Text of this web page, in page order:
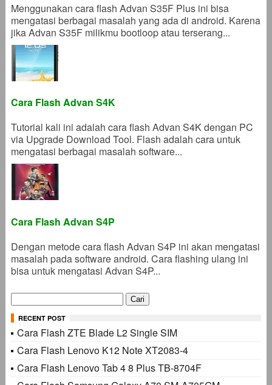
Menggunakan cara flash Advan S35F Plus ini bisa
mengatasi berbagai masalah yang ada di android. Karena
jika Advan S35F milikmu bootloop atau terserang...
Cara Flash Advan S4K
Tutorial kali ini adalah cara flash Advan S4K dengan PC
via Upgrade Download Tool. Flash adalah cara untuk
mengatasi berbagai masalah software...
Cara Flash Advan S4P
Dengan metode cara flash Advan S4P ini akan mengatasi
masalah pada software android. Cara flashing ulang ini
bisa untuk mengatasi Advan S4P...
Cari
untuk:
RECENT POST
Cara Flash ZTE Blade L2 Single SIM
Cara Flash Lenovo K12 Note XT2083-4
Cara Flash Lenovo Tab 4 8 Plus TB-8704F